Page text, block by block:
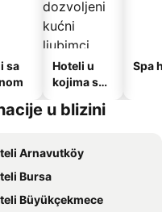
sa
Hoteli u
kojima su
kućni
Spa
u blizini
Arnavutköy
Bursa
Büyükçekmece